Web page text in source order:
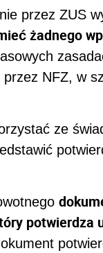
przez ZUS
żadnego
NFZ, w
ze
potwierdza